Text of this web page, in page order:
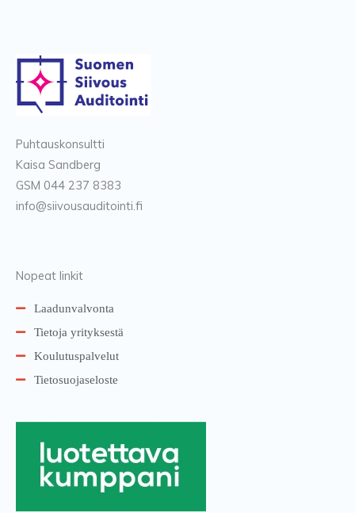
Puhtauskonsultti
Kaisa Sandberg
GSM 044 237 8383
info@siivousauditointi.fi
Nopeat linkit
Laadunvalvonta
Tietoja yrityksestä
Koulutuspalvelut
Tietosuojaseloste